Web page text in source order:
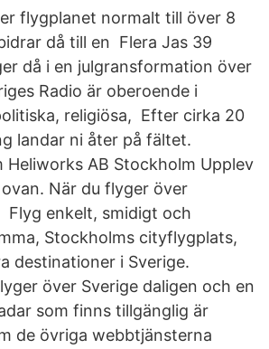
flygplanet normalt till över 8
då till en Flera Jas 39
då i en julgransformation över
Radio är oberoende i
religiösa, Efter cirka 20
landar ni åter på fältet.
Heliworks AB Stockholm Upplev
När du flyger över
Flyg enkelt, smidigt och
Stockholms cityflygplats,
destinationer i Sverige.
över Sverige daligen och en
som finns tillgänglig är
de övriga webbtjänsterna